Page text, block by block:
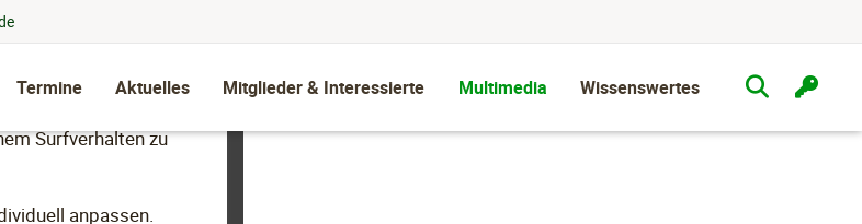
zu
Surfverhalten zu
anpassen.
Termine Aktuelles Mitglieder & Interessierte Multimedia Wissenswertes